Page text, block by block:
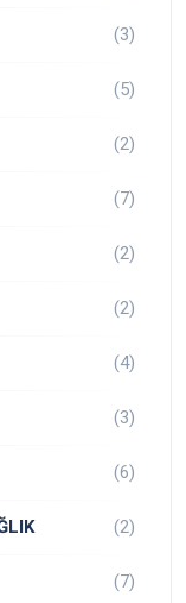
(3)
(5)
(2)
(7)
(2)
(2)
(4)
(3)
(6)
(2)
(7)